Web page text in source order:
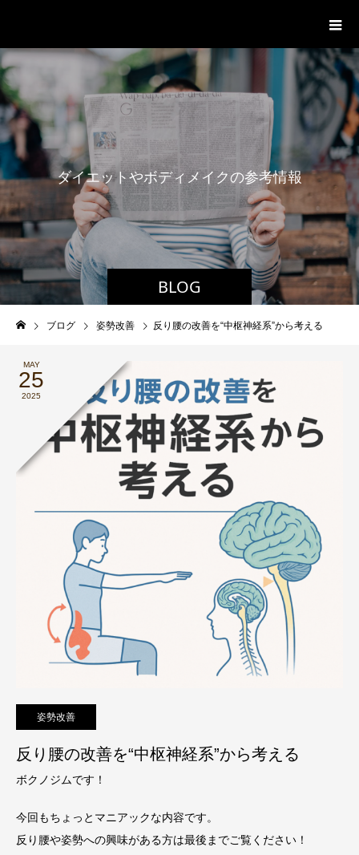
BLOG
ダイエットやボディメイクの参考情報
ブログ 姿勢改善 反り腰の改善を“中枢神経系”から考える
MAY
25
2025
姿勢改善
反り腰の改善を“中枢神経系”から考える
ボクノジムです！
今回もちょっとマニアックな内容です。
反り腰や姿勢への興味がある方は最後までご覧ください！